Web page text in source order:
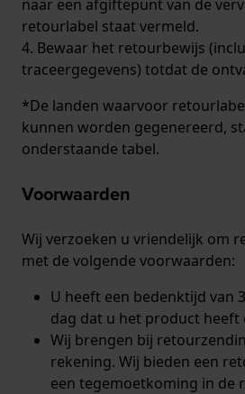
naar een afgiftepunt van de
retourlabel staat vermeld.
4. Bewaar het retourbewijs
traceergegevens) totdat de
*De landen waarvoor
kunnen worden gegenereerd,
onderstaande tabel.
Voorwaarden
Wij verzoeken u vriendelijk om
met de volgende voorwaarden:
U heeft een bedenktijd van
dag dat u het product heeft
Wij brengen bij
rekening. Wij bieden een
een tegemoetkoming in de